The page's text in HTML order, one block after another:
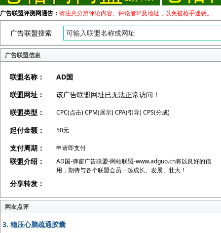
广告联盟评测网通告： 请注意分辨评论内容、评论者IP及地址，以免被枪手迷惑。
广告联盟搜索
广告联盟信息
联盟名称：
AD国
联盟网址：
该广告联盟网址已无法正常访问！
联盟类型：
CPC(点击) CPM(展示) CPA(引导) CPS(分成)
起付金额： 50元
支付周期： 申请即支付
联盟介绍：
AD国-弹窗广告联盟-网站联盟-www.adguo.cn将以良好的信
用，期待与各个联盟会员一起成长、发展、壮大！
分享转发：
网友点评
3.稳压心脑疏通胶囊